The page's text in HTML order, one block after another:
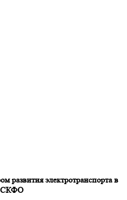
развития электротранспорта в
СКФО